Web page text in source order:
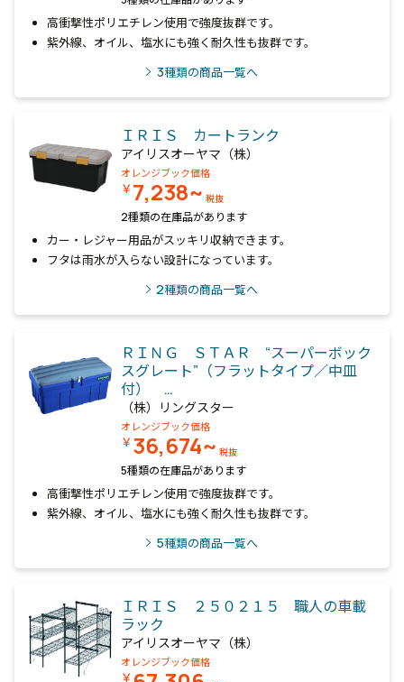
高衝撃性ポリエチレン使用で強度抜群です。
紫外線、オイル、塩水にも強く耐久性も抜群です。
3種類の商品一覧へ
ＩＲＩＳ カートランク
アイリスオーヤマ（株）
オレンジブック価格
￥7,238~ 税抜
2種類の在庫品があります
カー・レジャー用品がスッキリ収納できます。
フタは雨水が入らない設計になっています。
2種類の商品一覧へ
ＲＩＮＧ ＳＴＡＲ “スーパーボック
スグレート”（フラットタイプ／中皿
付） …
（株）リングスター
オレンジブック価格
￥36,674~ 税抜
5種類の在庫品があります
高衝撃性ポリエチレン使用で強度抜群です。
紫外線、オイル、塩水にも強く耐久性も抜群です。
5種類の商品一覧へ
ＩＲＩＳ ２５０２１５ 職人の車載
ラック
アイリスオーヤマ（株）
オレンジブック価格
￥